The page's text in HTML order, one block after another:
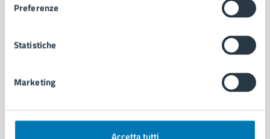
Preferenze
Statistiche
Marketing
Enti e fondazioni
Personale amministrativo
Documenti e dati
Ambiente